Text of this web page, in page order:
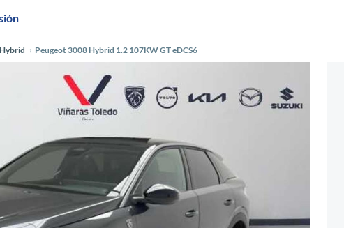
Peugeot 3008 Hybrid 1.2 107KW GT eDCS6